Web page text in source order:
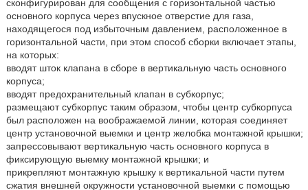
сконфигурирован для сообщения с горизонтальной частью
основного корпуса через впускное отверстие для газа,
находящегося под избыточным давлением, расположенное в
горизонтальной части, при этом способ сборки включает этапы,
на которых:
вводят шток клапана в сборе в вертикальную часть основного
корпуса;
вводят предохранительный клапан в субкорпус;
размещают субкорпус таким образом, чтобы центр субкорпуса
был расположен на воображаемой линии, которая соединяет
центр установочной выемки и центр желобка монтажной крышки;
запрессовывают вертикальную часть основного корпуса в
фиксирующую выемку монтажной крышки; и
прикрепляют монтажную крышку к вертикальной части путем
сжатия внешней окружности установочной выемки с помощью